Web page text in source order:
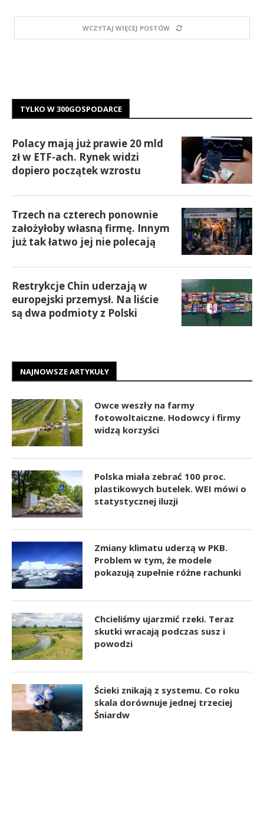
WCZYTAJ WIĘCEJ POSTÓW
TYLKO W 300GOSPODARCE
Polacy mają już prawie 20 mld
zł w ETF-ach. Rynek widzi
dopiero początek wzrostu
Trzech na czterech ponownie
założyłoby własną firmę. Innym
już tak łatwo jej nie polecają
Restrykcje Chin uderzają w
europejski przemysł. Na liście
są dwa podmioty z Polski
NAJNOWSZE ARTYKUŁY
Owce weszły na farmy
fotowoltaiczne. Hodowcy i firmy
widzą korzyści
Polska miała zebrać 100 proc.
plastikowych butelek. WEI mówi o
statystycznej iluzji
Zmiany klimatu uderzą w PKB.
Problem w tym, że modele
pokazują zupełnie różne rachunki
Chcieliśmy ujarzmić rzeki. Teraz
skutki wracają podczas susz i
powodzi
Ścieki znikają z systemu. Co roku
skala dorównuje jednej trzeciej
Śniardw